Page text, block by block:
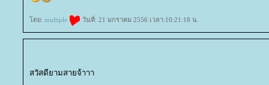
ดย: multiple วันที่: 21 มกราคม 2556 เวลา:10:21:18 น.
สวัสดียามสายจ้าาา